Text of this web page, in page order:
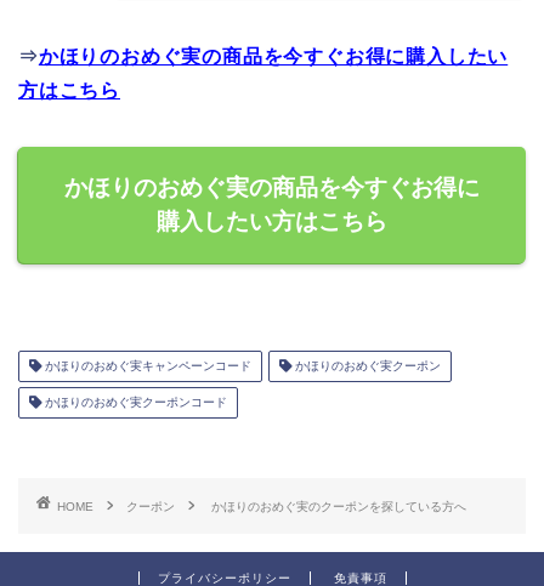
⇒かほりのおめぐ実の商品を今すぐお得に購入したい
方はこちら
かほりのおめぐ実の商品を今すぐお得に
購入したい方はこちら
かほりのおめぐ実キャンペーンコード かほりのおめぐ実クーポン
かほりのおめぐ実クーポンコード
HOME クーポン かほりのおめぐ実のクーポンを探している方へ
プライバシーポリシー 免責事項